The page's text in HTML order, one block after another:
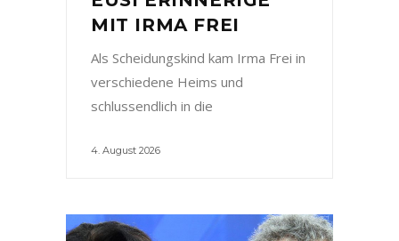
MIT IRMA FREI
Als Scheidungskind kam Irma Frei in
verschiedene Heims und
schlussendlich in die
4. August 2026